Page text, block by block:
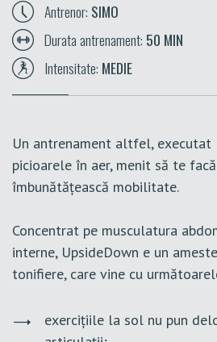
Antrenor: SIMO
Durata antrenament: 50 MIN
Intensitate: MEDIE
Un antrenament altfel, executat
picioarele în aer, menit să te
îmbunătățească mobilitate.
Concentrat pe musculatura
interne, UpsideDown e un
tonifiere, care vine cu
exercițiile la sol nu pun